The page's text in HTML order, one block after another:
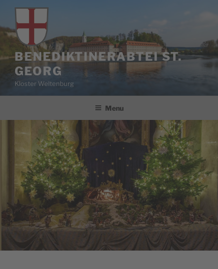
content
BENEDIKTINERABTEI ST.
GEORG
Kloster Weltenburg
Menu